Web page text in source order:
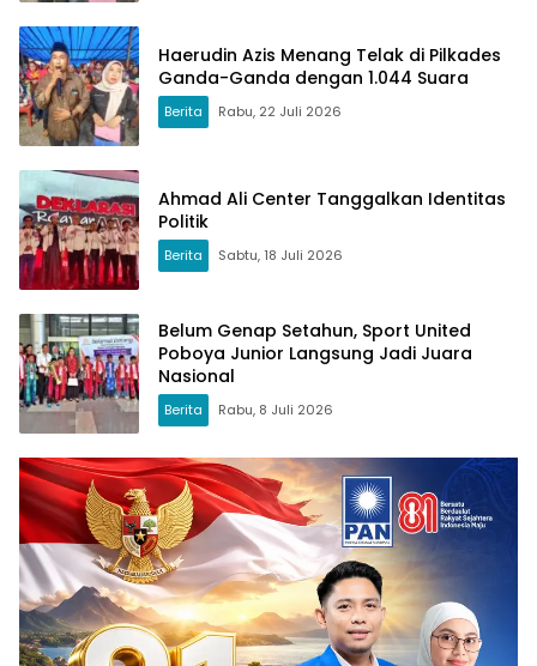
Haerudin Azis Menang Telak di Pilkades
Ganda-Ganda dengan 1.044 Suara
Berita Rabu, 22 Juli 2026
Ahmad Ali Center Tanggalkan Identitas
Politik
Berita Sabtu, 18 Juli 2026
Belum Genap Setahun, Sport United
Poboya Junior Langsung Jadi Juara
Nasional
Berita Rabu, 8 Juli 2026